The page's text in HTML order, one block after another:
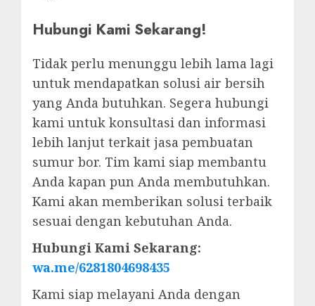
Hubungi Kami Sekarang!
Tidak perlu menunggu lebih lama lagi
untuk mendapatkan solusi air bersih
yang Anda butuhkan. Segera hubungi
kami untuk konsultasi dan informasi
lebih lanjut terkait jasa pembuatan
sumur bor. Tim kami siap membantu
Anda kapan pun Anda membutuhkan.
Kami akan memberikan solusi terbaik
sesuai dengan kebutuhan Anda.
Hubungi Kami Sekarang:
wa.me/6281804698435
Kami siap melayani Anda dengan